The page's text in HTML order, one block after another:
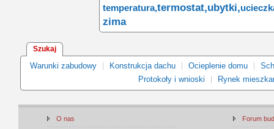
temperatura,termostat,ubytki,
zima
Szukaj
Warunki zabudowy Konstrukcja dachu Ocieplenie domu
Protokoły i wnioski
Rynek
O nas Forum